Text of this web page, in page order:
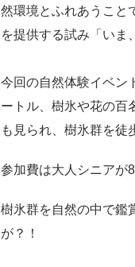
然環境とふれあうこと
を提供する試み「いま
今回の自然体験イベン
ートル、樹氷や花の百
も見られ、樹氷群を徒
参加費は大人シニアが
樹氷群を自然の中で鑑
が？！